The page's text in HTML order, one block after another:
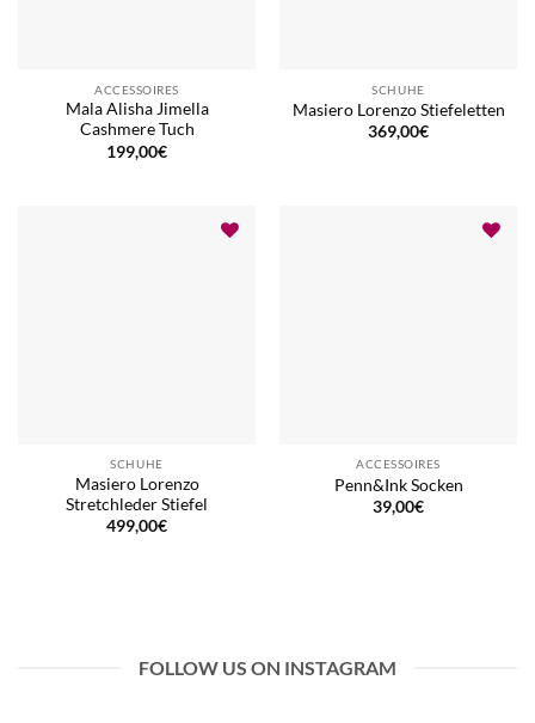
ACCESSOIRES
Mala Alisha Jimella
Cashmere Tuch
199,00€
SCHUHE
Masiero Lorenzo Stiefeletten
369,00€
SCHUHE
Masiero Lorenzo
Stretchleder Stiefel
499,00€
ACCESSOIRES
Penn&Ink Socken
39,00€
FOLLOW US ON INSTAGRAM